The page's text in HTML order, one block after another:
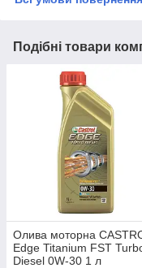
Подібні товари
Олива моторна
Edge Titanium FST
Diesel 0W-30 1 л